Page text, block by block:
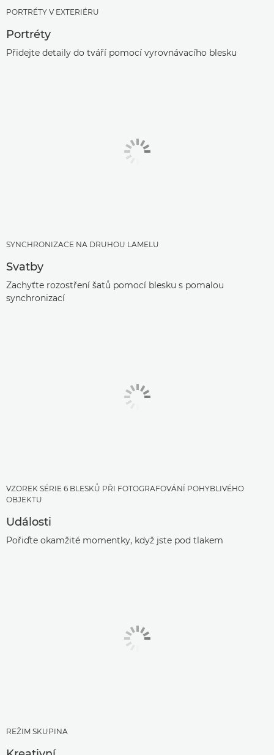
PORTRÉTY V EXTERIÉRU
Portréty
Přidejte detaily do tváří pomocí vyrovnávacího blesku
SYNCHRONIZACE NA DRUHOU LAMELU
Svatby
Zachyťte rozostření šatů pomocí blesku s pomalou
synchronizací
VZOREK SÉRIE 6 BLESKŮ PŘI FOTOGRAFOVÁNÍ POHYBLIVÉHO
OBJEKTU
Události
Pořiďte okamžité momentky, když jste pod tlakem
REŽIM SKUPINA